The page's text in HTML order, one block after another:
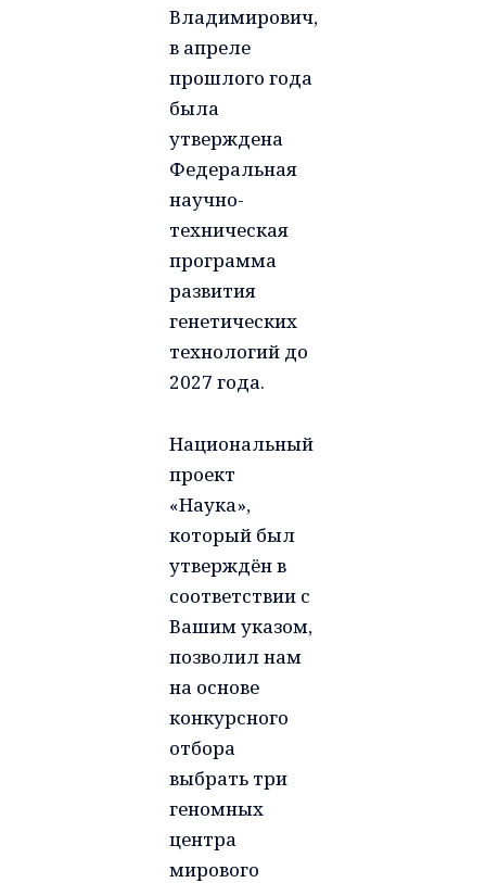
Владимирович,
в апреле
прошлого года
была
утверждена
Федеральная
научно-
техническая
программа
развития
генетических
технологий до
2027 года.
Национальный
проект
«Наука»,
который был
утверждён в
соответствии с
Вашим указом,
позволил нам
на основе
конкурсного
отбора
выбрать три
геномных
центра
мирового